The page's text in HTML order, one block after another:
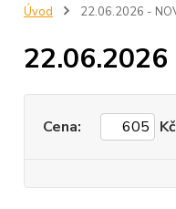
Úvod 22.06.2026 -
22.06.2026
Cena: Kč